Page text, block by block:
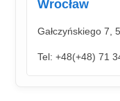
Wrocław
Gałczyńskiego 7,
Tel: +48(+48) 71